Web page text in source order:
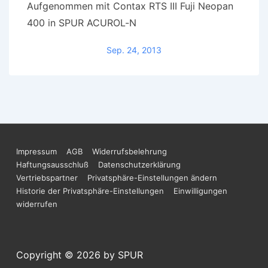
Aufgenommen mit Contax RTS III Fuji Neopan
400 in SPUR ACUROL-N
Sep. 24, 2013
Footer-
Menü
Impressum AGB
Widerrufsbelehrung
Haftungsausschluß
Datenschutzerklärung
Vertriebspartner
Privatsphäre-Einstellungen ändern
Historie der Privatsphäre-Einstellungen
Einwilligungen
widerrufen
Copyright © 2026 by SPUR